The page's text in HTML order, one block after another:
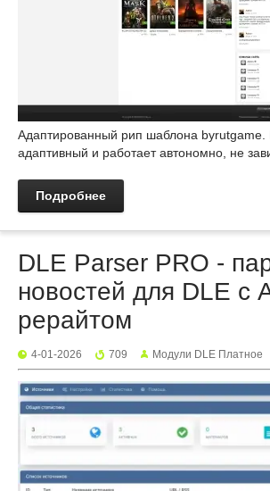
Адаптированный рип шаблона byrutgame.
адаптивный и работает автономно, не
Подробнее
DLE Parser PRO -
новостей для DLE с
рерайтом
4-01-2026 709 Mодули DLE Платное